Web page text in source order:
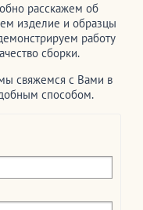
расскажем об
изделие и образцы
работу
сборки.
свяжемся с Вами в
способом.